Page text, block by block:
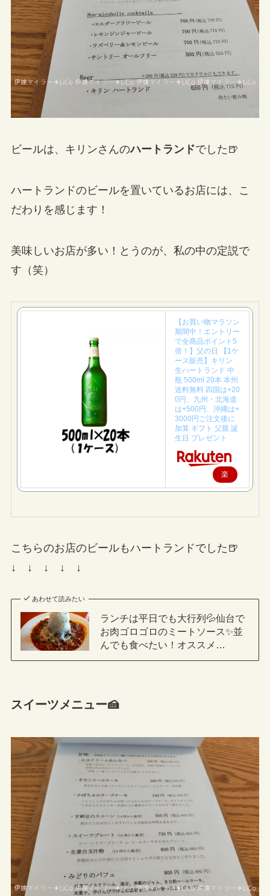
ビールは、キリンさんのハートランドでした🍺
ハートランドのビールを置いているお店には、こ
だわりを感じます！
美味しいお店が多い！とうのが、私の中の定説で
す（笑）
【お買い物マラソン
期間中！エントリー
で全商品ポイント5
倍！】父の日 【1ケ
ース販売】キリン
生ハートランド 中
瓶 500ml 20本 本州
送料無料 四国は+20
0円、九州・北海道
は+500円、沖縄は+
3000円ご注文後に
加算 ギフト 父親 誕
生日 プレゼント
楽
天
こちらのお店のビールもハートランドでした🍺
↓ ↓ ↓ ↓ ↓
あわせて読みたい
ランチは平日でも大行列💦仙台で
お肉ゴロゴロのミートソース✨並
んでも食べたい！オススメ…
スイーツメニュー🍰